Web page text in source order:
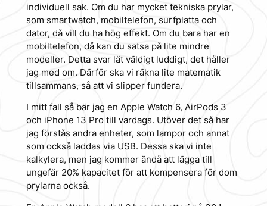
individuell sak. Om du har mycket tekniska prylar,
som smartwatch, mobiltelefon, surfplatta och
dator, då vill du ha hög effekt. Om du bara har en
mobiltelefon, då kan du satsa på lite mindre
modeller. Detta svar lät väldigt luddigt, det håller
jag med om. Därför ska vi räkna lite matematik
tillsammans, så att vi slipper fundera.
I mitt fall så bär jag en Apple Watch 6, AirPods 3
och iPhone 13 Pro till vardags. Utöver det så har
jag förstås andra enheter, som lampor och annat
som också laddas via USB. Dessa ska vi inte
kalkylera, men jag kommer ändå att lägga till
ungefär 20% kapacitet för att kompensera för dom
prylarna också.